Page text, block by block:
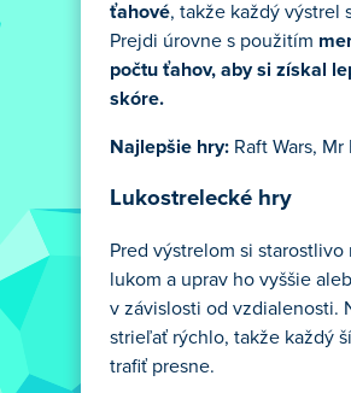
ťahové, takže každý výstrel
Prejdi úrovne s použitím
počtu ťahov, aby si získal
skóre.
Najlepšie hry: Raft Wars,
Lukostrelecké hry
Pred výstrelom si starostlivo
lukom a uprav ho vyššie
v závislosti od vzdialenosti.
strieľať rýchlo, takže každý
trafiť presne.